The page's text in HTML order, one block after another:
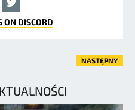
ON DISCORD
NASTĘPNY